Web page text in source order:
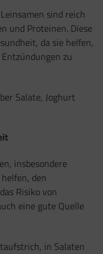
sind reich
und Proteinen. Diese
da sie helfen,
zu
Salate, Joghurt
insbesondere
den
Risiko von
eine gute Quelle
in Salaten